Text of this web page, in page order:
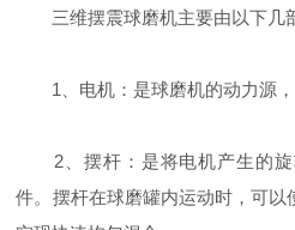
三维摆震球磨机主要由以下几
1、电机：是球磨机的动力源，
2、摆杆：是将电机产生的旋
件。摆杆在球磨罐内运动时，可以